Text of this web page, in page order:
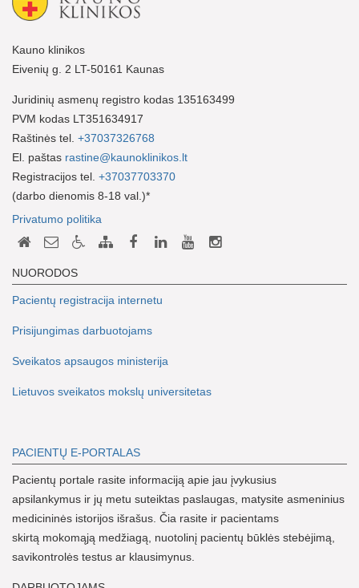
Kauno klinikos
Eivenių g. 2 LT-50161 Kaunas
Juridinių asmenų registro kodas 135163499
PVM kodas LT351634917
Raštinės tel. +37037326768
El. paštas rastine@kaunoklinikos.lt
Registracijos tel. +37037703370
(darbo dienomis 8-18 val.)*
Privatumo politika
NUORODOS
Pacientų registracija internetu
Prisijungimas darbuotojams
Sveikatos apsaugos ministerija
Lietuvos sveikatos mokslų universitetas
PACIENTŲ E-PORTALAS
Pacientų portale rasite informaciją apie jau įvykusius
apsilankymus ir jų metu suteiktas paslaugas, matysite asmeninius
medicininės istorijos išrašus. Čia rasite ir pacientams
skirtą mokomąją medžiagą, nuotolinį pacientų būklės stebėjimą,
savikontrolės testus ar klausimynus.